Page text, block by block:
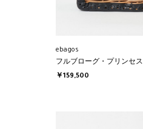
ebagos
フルブローグ・プリンセス
￥159,500